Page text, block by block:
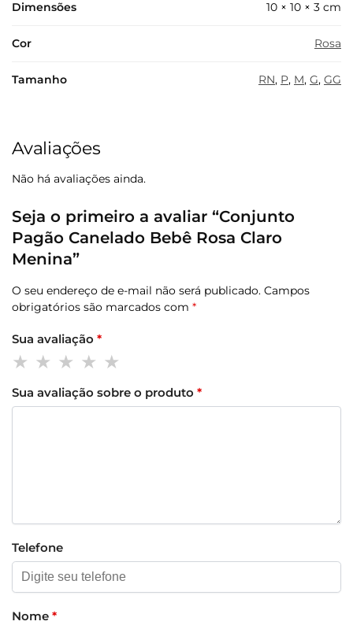
Dimensões 10 × 10 × 3 cm
Cor Rosa
Tamanho RN, P, M, G, GG
Avaliações
Não há avaliações ainda.
Seja o primeiro a avaliar “Conjunto
Pagão Canelado Bebê Rosa Claro
Menina”
O seu endereço de e-mail não será publicado. Campos
obrigatórios são marcados com *
Sua avaliação *
Sua avaliação sobre o produto *
Telefone
Nome *